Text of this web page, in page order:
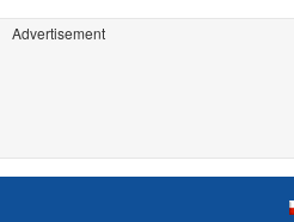
Advertisement